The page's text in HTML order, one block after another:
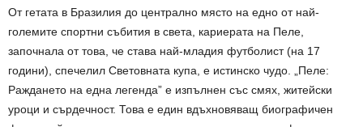
От гетата в Бразилия до централно място на едно от най-
големите спортни събития в света, кариерата на Пеле,
започнала от това, че става най-младия футболист (на 17
години), спечелил Световната купа, е истинско чудо. „Пеле:
Раждането на една легенда” е изпълнен със смях, житейски
уроци и сърдечност. Това е един вдъхновяващ биографичен